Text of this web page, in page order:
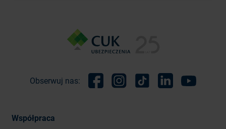
Obserwuj nas:
Współpraca